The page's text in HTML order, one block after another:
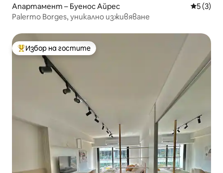
Апартамент – Буенос Айрес Средна
5 (3)
Palermo Borges, уникално изживяване
Най-популярен избор на гостите
Избор на гостите